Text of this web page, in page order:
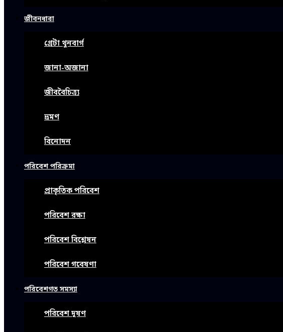
জীবনধারা
গ্রেটা থুনবার্গ
জানা-অজানা
জীববৈচিত্র্য
ভ্রমণ
বিনোদন
পরিবেশ পরিক্রমা
প্রাকৃতিক পরিবেশ
পরিবেশ রক্ষা
পরিবেশ বিশ্লেষন
পরিবেশ গবেষণা
পরিবেশগত সমস্যা
পরিবেশ দূষণ